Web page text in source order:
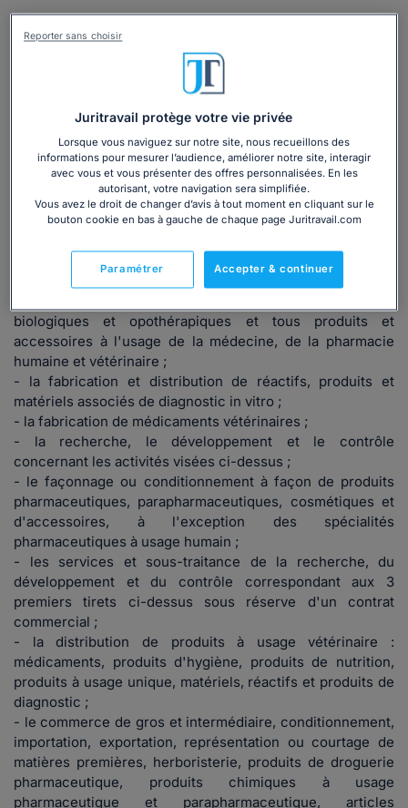
Lire la suite
Champ d'applicationde la convention
collective
convention collective de la fabrication et du
commerce des produits à usage pharmaceutique,
parapharmaceutique ou vétérinaire (brochure JO
s'applique aux entreprises dont l’activité
principale consiste en:
- la fabrication de produits de droguerie pharmaceutique,
biologiques et opothérapiques et tous produits et
accessoires à l'usage de la médecine, de la pharmacie
humaine et vétérinaire ;
- la fabrication et distribution de réactifs, produits et
matériels associés de diagnostic in vitro ;
- la fabrication de médicaments vétérinaires ;
- la recherche, le développement et le contrôle
concernant les activités visées ci-dessus ;
- le façonnage ou conditionnement à façon de produits
pharmaceutiques, parapharmaceutiques, cosmétiques et
d'accessoires, à l'exception des spécialités
pharmaceutiques à usage humain ;
- les services et sous-traitance de la recherche, du
développement et du contrôle correspondant aux 3
premiers tirets ci-dessus sous réserve d'un contrat
commercial ;
- la distribution de produits à usage vétérinaire :
médicaments, produits d'hygiène, produits de nutrition,
produits à usage unique, matériels, réactifs et produits de
diagnostic ;
- le commerce de gros et intermédiaire, conditionnement,
importation, exportation, représentation ou courtage de
matières premières, herboristerie, produits de droguerie
pharmaceutique, produits chimiques à usage
pharmaceutique et parapharmaceutique, articles
Juritravail protège votre vie privée
Lorsque vous naviguez sur notre site, nous recueillons des
informations pour mesurer l’audience, améliorer notre site, interagir
avec vous et vous présenter des offres personnalisées. En les
autorisant, votre navigation sera simplifiée.
Vous avez le droit de changer d’avis à tout moment en cliquant sur le
bouton cookie en bas à gauche de chaque page Juritravail.com
Accepter & continuer
Paramétrer
Reporter sans choisir